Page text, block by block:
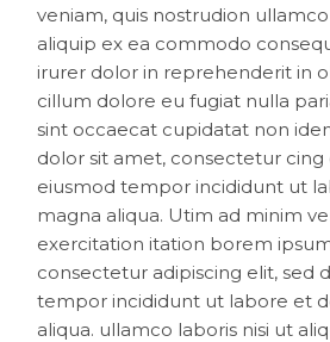
veniam, quis nostrudion
aliquip ex ea commodo
irurer dolor in reprehenderit in
cillum dolore eu fugiat nulla
sint occaecat cupidatat non
dolor sit amet, consectetur cing
eiusmod tempor incididunt ut
magna aliqua. Utim ad minim
exercitation itation borem
consectetur adipiscing elit, sed
tempor incididunt ut labore et
aliqua. ullamco laboris nisi ut